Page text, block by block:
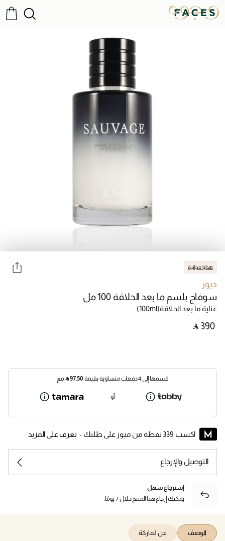
هدايا مجانية
ديور
سوفاج بلسم ما بعد الحلاقة 100 مل
عناية ما بعد الحلاقة(100ml)
‎ ⃁ ⁦390⁩ ‎
قسمها إلى 4 دفعات متساوية بقيمة 97.50
⃁ مع
أو
اكسب 339 نقطة من ميوز على طلبك - تعرف على المزيد
التوصيل والإرجاع
إسترجاع سهل
يمكنك إرجاع هذا المنتج خلال 7 يومًا.
الوصف عن الماركة